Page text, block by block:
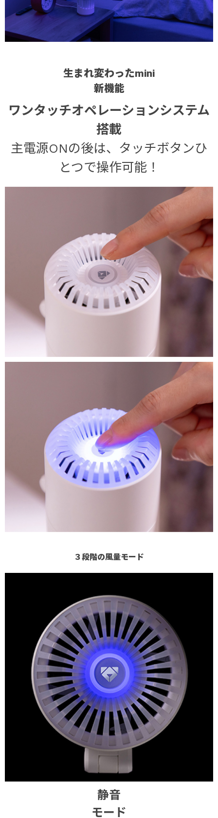
生まれ変わったmini
新機能
ワンタッチオペレーションシステム
搭載
主電源ONの後は、タッチボタンひ
とつで操作可能！
３段階の風量モード
静音
モード